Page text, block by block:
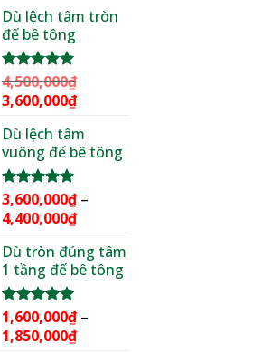
từ
2,500,000₫
Dù lệch tâm tròn
đế bê tông
Được xếp
hạng5.00
5 sao
4,500,000₫
Giá
là:
4,500,000₫.
3,600,000₫Giá
tại
là:
Dù lệch tâm
vuông đế bê tông
Được xếp
hạng5.00
5 sao
3,600,000₫ –
4,400,000₫Khoảng
từ
3,600,000₫
4,400,000₫
Dù tròn đúng tâm
1 tầng đế bê tông
Được xếp
hạng5.00
5 sao
1,600,000₫ –
1,850,000₫Khoảng